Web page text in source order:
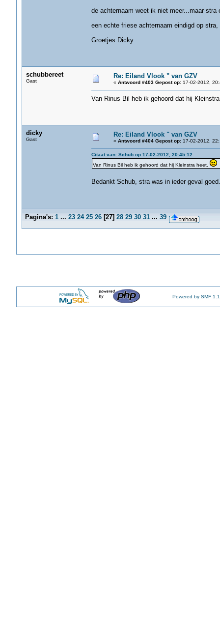
de achternaam weet ik niet meer...maar
een echte friese achternaam eindigd op
Groetjes Dicky
schubbereet
Gast
Re: Eiland Vlook " van GZV
« Antwoord #403 Gepost op:17-02-2012,
Van Rinus Bil heb ik gehoord dat hij
dicky
Gast
Re: Eiland Vlook " van GZV
« Antwoord #404 Gepost op:17-02-2012,
Citaat van: Schub op 17-02-2012, 20:45:12
Van Rinus Bil heb ik gehoord dat hij Kleinstra heet.
Bedankt Schub, stra was in ieder geval
Pagina's: 1 ... 23 24 25 26[27] 28 29 30 31 ... 39
Powered by SMF